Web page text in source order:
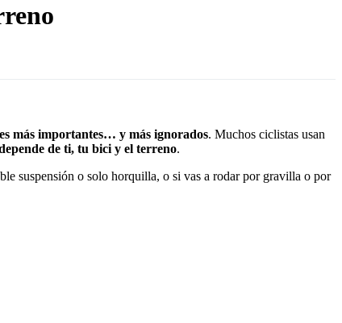
más importantes… y más ignorados. Muchos ciclistas usan
de ti, tu bici y el terreno.
suspensión o solo horquilla, o si vas a rodar por gravilla o por